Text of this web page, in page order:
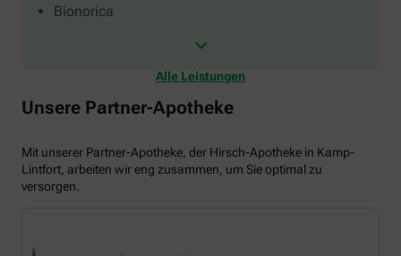
Bionorica
Alle Leistungen
Unsere Partner-Apotheke
Mit unserer Partner-Apotheke, der Hirsch-Apotheke in Kamp-
Lintfort, arbeiten wir eng zusammen, um Sie optimal zu
versorgen.